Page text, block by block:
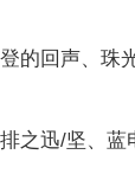
回声、珠
迅/坚、蓝